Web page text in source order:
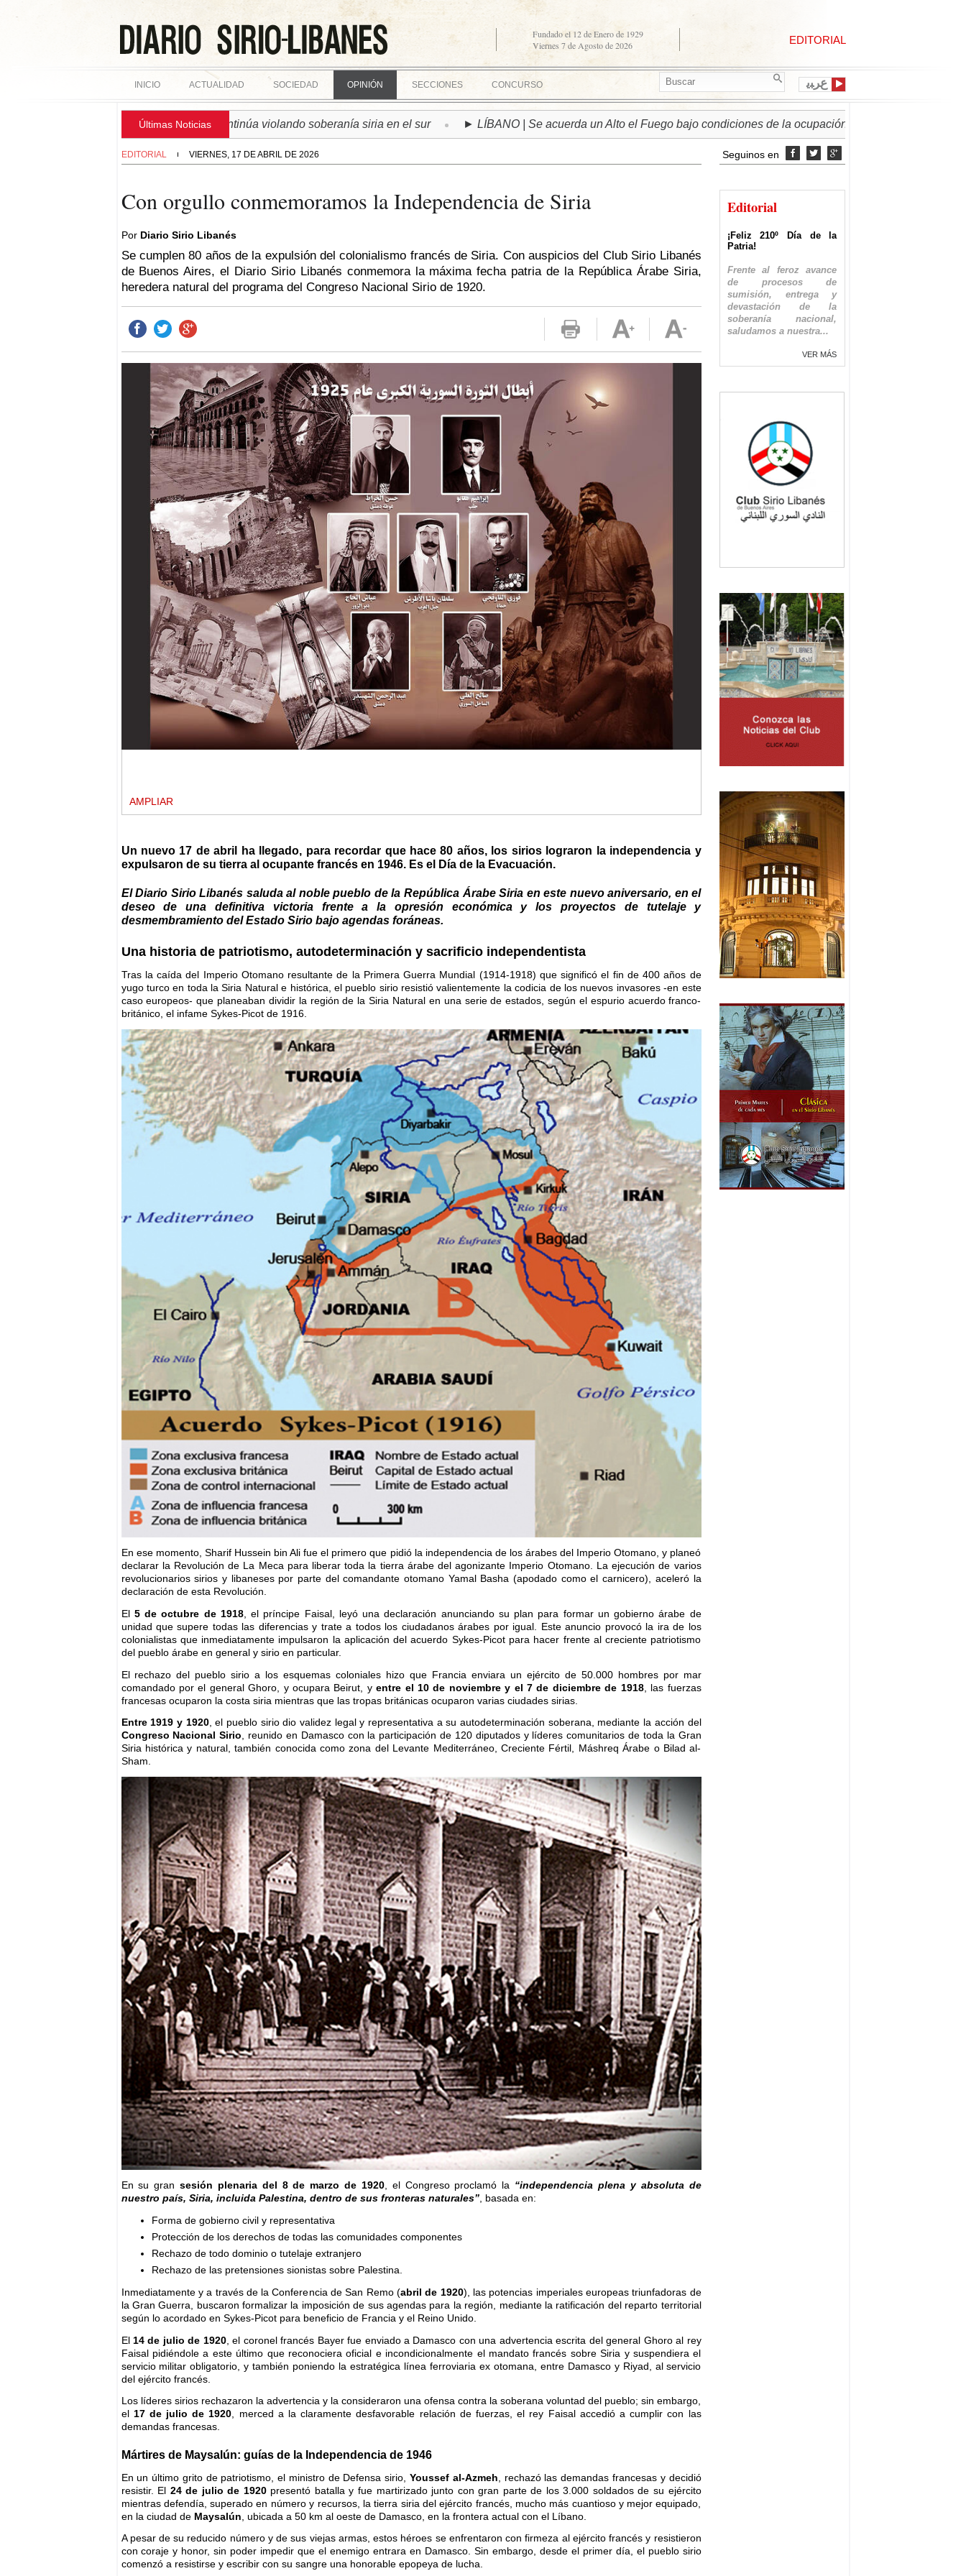
Fundado el 12 de Enero de 1929
Viernes 7 de Agosto de 2026
EDITORIAL
ﻉﺮﺒﻳ INICIO ACTUALIDAD SOCIEDAD OPINIÓN SECCIONES CONCURSO
Últimas Noticias
► SIRIA | Régimen israelí continúa violando soberanía siria en el sur ► LÍBANO | Se acuerda un Alto el Fuego bajo condiciones de la ocupación israelí
EDITORIAL VIERNES, 17 DE ABRIL DE 2026
Con orgullo conmemoramos la Independencia de Siria
Por Diario Sirio Libanés
Se cumplen 80 años de la expulsión del colonialismo francés de Siria. Con auspicios del Club Sirio Libanés
de Buenos Aires, el Diario Sirio Libanés conmemora la máxima fecha patria de la República Árabe Siria,
heredera natural del programa del Congreso Nacional Sirio de 1920.
AMPLIAR
Un nuevo 17 de abril ha llegado, para recordar que hace 80 años, los sirios lograron la independencia y
expulsaron de su tierra al ocupante francés en 1946. Es el Día de la Evacuación.
El Diario Sirio Libanés saluda al noble pueblo de la República Árabe Siria en este nuevo aniversario, en el
deseo de una definitiva victoria frente a la opresión económica y los proyectos de tutelaje y
desmembramiento del Estado Sirio bajo agendas foráneas.
Una historia de patriotismo, autodeterminación y sacrificio independentista
Tras la caída del Imperio Otomano resultante de la Primera Guerra Mundial (1914-1918) que significó el fin de 400 años de
yugo turco en toda la Siria Natural e histórica, el pueblo sirio resistió valientemente la codicia de los nuevos invasores -en este
caso europeos- que planeaban dividir la región de la Siria Natural en una serie de estados, según el espurio acuerdo franco-
británico, el infame Sykes-Picot de 1916.
En ese momento, Sharif Hussein bin Ali fue el primero que pidió la independencia de los árabes del Imperio Otomano, y planeó
declarar la Revolución de La Meca para liberar toda la tierra árabe del agonizante Imperio Otomano. La ejecución de varios
revolucionarios sirios y libaneses por parte del comandante otomano Yamal Basha (apodado como el carnicero), aceleró la
declaración de esta Revolución.
El 5 de octubre de 1918, el príncipe Faisal, leyó una declaración anunciando su plan para formar un gobierno árabe de
unidad que supere todas las diferencias y trate a todos los ciudadanos árabes por igual. Este anuncio provocó la ira de los
colonialistas que inmediatamente impulsaron la aplicación del acuerdo Sykes-Picot para hacer frente al creciente patriotismo
del pueblo árabe en general y sirio en particular.
El rechazo del pueblo sirio a los esquemas coloniales hizo que Francia enviara un ejército de 50.000 hombres por mar
comandado por el general Ghoro, y ocupara Beirut, yentre el 10 de noviembre y el 7 de diciembre de 1918, las fuerzas
francesas ocuparon la costa siria mientras que las tropas británicas ocuparon varias ciudades sirias.
Entre 1919 y 1920, el pueblo sirio dio validez legal y representativa a su autodeterminación soberana, mediante la acción del
Congreso Nacional Sirio , reunido en Damasco con la participación de 120 diputados y líderes comunitarios de toda la Gran
Siria histórica y natural, también conocida como zona del Levante Mediterráneo, Creciente Fértil, Máshreq Árabe o Bilad al-
Sham.
En su gran sesión plenaria del 8 de marzo de 1920, el Congreso proclamó la “independencia plena y absoluta de
nuestro país, Siria, incluida Palestina, dentro de sus fronteras naturales”, basada en:
Forma de gobierno civil y representativa
Protección de los derechos de todas las comunidades componentes
Rechazo de todo dominio o tutelaje extranjero
Rechazo de las pretensiones sionistas sobre Palestina.
Inmediatamente y a través de la Conferencia de San Remo (abril de 1920), las potencias imperiales europeas triunfadoras de
la Gran Guerra, buscaron formalizar la imposición de sus agendas para la región, mediante la ratificación del reparto territorial
según lo acordado en Sykes-Picot para beneficio de Francia y el Reino Unido.
El 14 de julio de 1920, el coronel francés Bayer fue enviado a Damasco con una advertencia escrita del general Ghoro al rey
Faisal pidiéndole a este último que reconociera oficial e incondicionalmente el mandato francés sobre Siria y suspendiera el
servicio militar obligatorio, y también poniendo la estratégica línea ferroviaria ex otomana, entre Damasco y Riyad, al servicio
del ejército francés.
Los líderes sirios rechazaron la advertencia y la consideraron una ofensa contra la soberana voluntad del pueblo; sin embargo,
el 17 de julio de 1920, merced a la claramente desfavorable relación de fuerzas, el rey Faisal accedió a cumplir con las
demandas francesas.
Mártires de Maysalún: guías de la Independencia de 1946
En un último grito de patriotismo, el ministro de Defensa sirio,Youssef al-Azmeh , rechazó las demandas francesas y decidió
resistir. El 24 de julio de 1920presentó batalla y fue martirizado junto con gran parte de los 3.000 soldados de su ejército
mientras defendía, superado en número y recursos, la tierra siria del ejército francés, mucho más cuantioso y mejor equipado,
en la ciudad de Maysalún , ubicada a 50 km al oeste de Damasco, en la frontera actual con el Líbano.
A pesar de su reducido número y de sus viejas armas, estos héroes se enfrentaron con firmeza al ejército francés y resistieron
con coraje y honor, sin poder impedir que el enemigo entrara en Damasco. Sin embargo, desde el primer día, el pueblo sirio
comenzó a resistirse y escribir con su sangre una honorable epopeya de lucha.
Seguinos en   
Editorial
¡Feliz 210º Día de la
Patria!
Frente al feroz avance
de procesos de
sumisión, entrega y
devastación de la
soberanía nacional,
saludamos a nuestra...
VER MÁS